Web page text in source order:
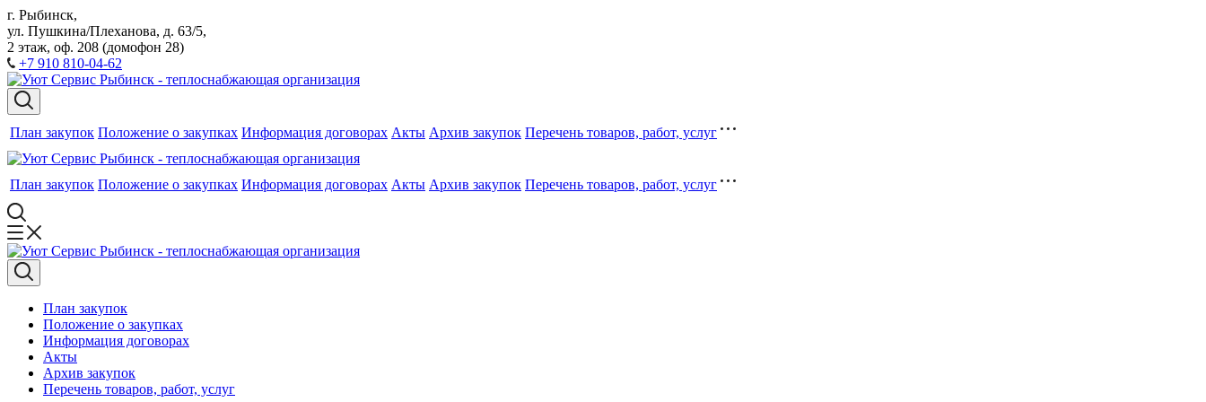
г. Рыбинск,
ул. Пушкина/Плеханова, д. 63/5,
2 этаж, оф. 208 (домофон 28)
+7 910 810-04-62
План закупок Положение о закупках Информация договорах Акты Архив закупок Перечень товаров, работ, услуг
План закупок Положение о закупках Информация договорах Акты Архив закупок Перечень товаров, работ, услуг
План закупок
Положение о закупках
Информация договорах
Акты
Архив закупок
Перечень товаров, работ, услуг